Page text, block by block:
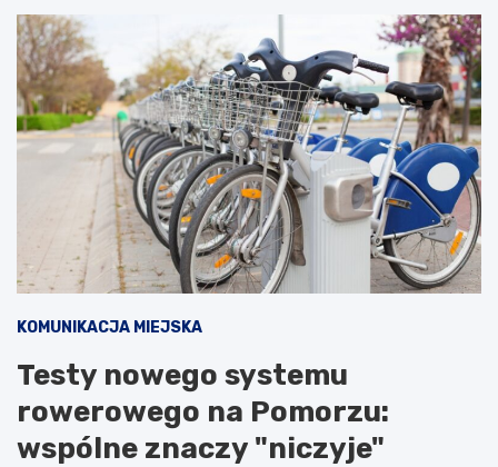
KOMUNIKACJA MIEJSKA
Testy nowego systemu
rowerowego na Pomorzu:
wspólne znaczy "niczyje"